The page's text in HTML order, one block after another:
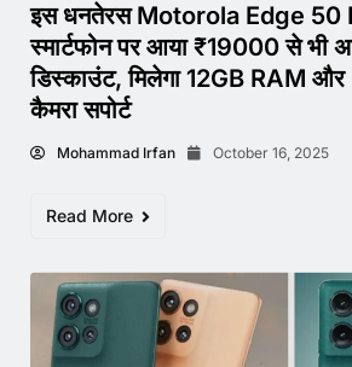
इस धनतेरस Motorola Edge 50
स्मार्टफोन पर आया ₹19000 से भी
डिस्काउंट, मिलेगा 12GB RAM
कैमरा सपोर्ट
Mohammad Irfan October 16, 2025
Read More